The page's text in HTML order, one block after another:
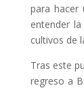
para hacer
entender
cultivos de
Tras este
regreso a